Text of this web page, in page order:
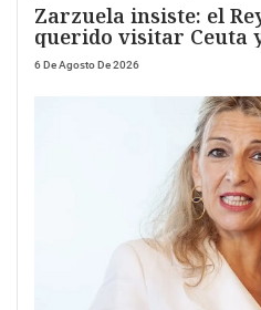
Zarzuela insiste: el
querido visitar Ceuta
6 De Agosto De 2026